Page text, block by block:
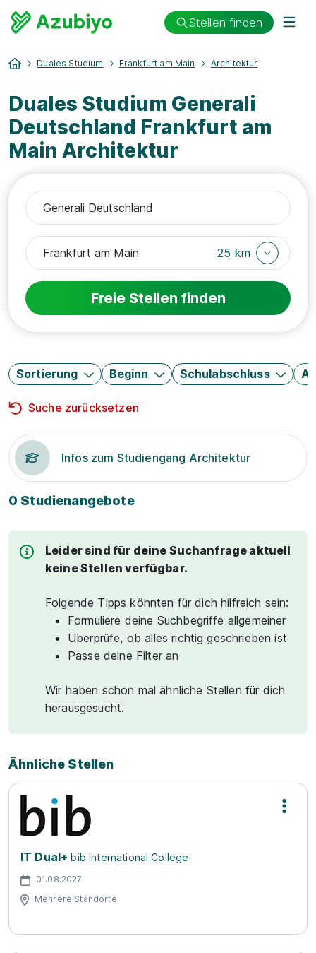
Stellen finden
Duales Studium Frankfurt am Main Architektur
Duales Studium Generali
Deutschland Frankfurt am
Main Architektur
25 km
Freie Stellen finden
Sortierung Beginn Schulabschluss
Suche zurücksetzen
Infos zum Studiengang Architektur
0 Studienangebote
Leider sind für deine Suchanfrage aktuell
keine Stellen verfügbar.
Folgende Tipps könnten für dich hilfreich sein:
Formuliere deine Suchbegriffe allgemeiner
Überprüfe, ob alles richtig geschrieben ist
Passe deine Filter an
Wir haben schon mal ähnliche Stellen für dich
herausgesucht.
Ähnliche Stellen
IT Dual+ bib International College
01.08.2027
Mehrere Standorte